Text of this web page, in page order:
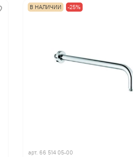
В НАЛИЧИИ -25%
арт. 66 514 05-00